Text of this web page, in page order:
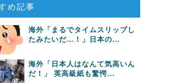
め記事
海外「まるでタイムスリップし
たみたいだ…！」日本の...
海外「日本人はなんて気高いん
だ！」 英高級紙も驚愕...